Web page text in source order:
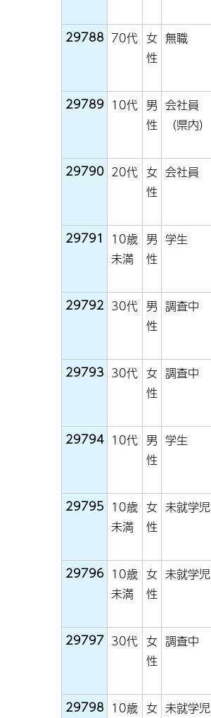
29788 70代 女
性
無職
29789 10代 男
性
会社員
（県内）
29790 20代 女
性
会社員
29791
10歳
未満
男
性
学生
29792 30代 男
性
調査中
29793 30代 女
性
調査中
29794 10代 男
性
学生
29795 10歳
未満
女
性
未就学児
29796 10歳
未満
女
性
未就学児
29797 30代 女
性
調査中
29798 10歳 女 未就学児